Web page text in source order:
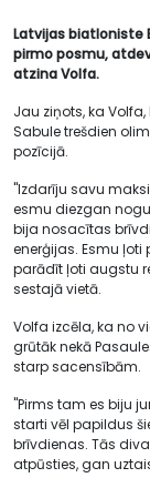
Latvijas biatloniste
pirmo posmu,
atzina Volfa.
Jau ziņots, ka
Sabule trešdien
pozīcijā.
"Izdarīju savu
esmu diezgan
bija nosacītas
enerģijas. Esmu
parādīt ļoti augstu
sestajā vietā.
Volfa izcēla, ka no
grūtāk nekā
starp sacensībām.
"Pirms tam es biju
starti vēl papildus
brīvdienas. Tās
atpūsties, gan